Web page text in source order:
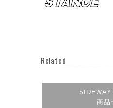
Related
商品